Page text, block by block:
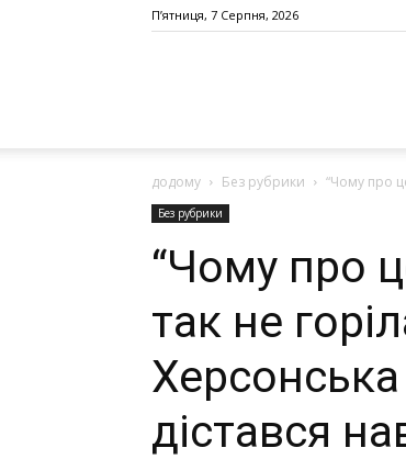
П’ятниця, 7 Серпня, 2026
додому Без рубрики “Чому про
Без рубрики
“Чому про
так не
дістaвся